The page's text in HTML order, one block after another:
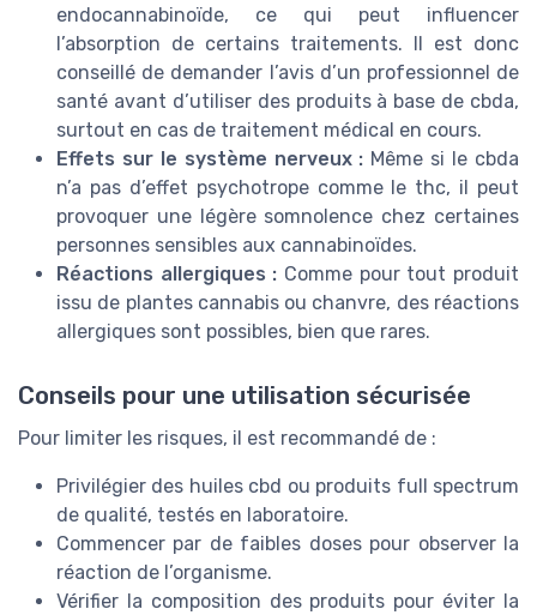
endocannabinoïde, ce qui peut influencer
l’absorption de certains traitements. Il est donc
conseillé de demander l’avis d’un professionnel de
santé avant d’utiliser des produits à base de cbda,
surtout en cas de traitement médical en cours.
Effets sur le système nerveux : Même si le cbda
n’a pas d’effet psychotrope comme le thc, il peut
provoquer une légère somnolence chez certaines
personnes sensibles aux cannabinoïdes.
Réactions allergiques : Comme pour tout produit
issu de plantes cannabis ou chanvre, des réactions
allergiques sont possibles, bien que rares.
Conseils pour une utilisation sécurisée
Pour limiter les risques, il est recommandé de :
Privilégier des huiles cbd ou produits full spectrum
de qualité, testés en laboratoire.
Commencer par de faibles doses pour observer la
réaction de l’organisme.
Vérifier la composition des produits pour éviter la